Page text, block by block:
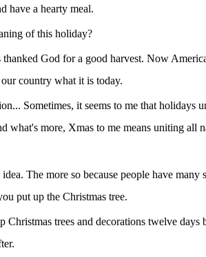
have a hearty meal.
of this holiday?
God for a good harvest. Now
country what it is today.
Sometimes, it seems to me that holidays
what's more, Xmas to me means uniting all
The more so because people have many
put up the Christmas tree.
Christmas trees and decorations twelve days